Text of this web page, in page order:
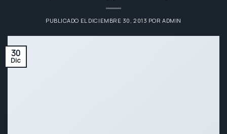
PUBLICADO EL DICIEMBRE 30, 2013 PORADMIN
30
Dic